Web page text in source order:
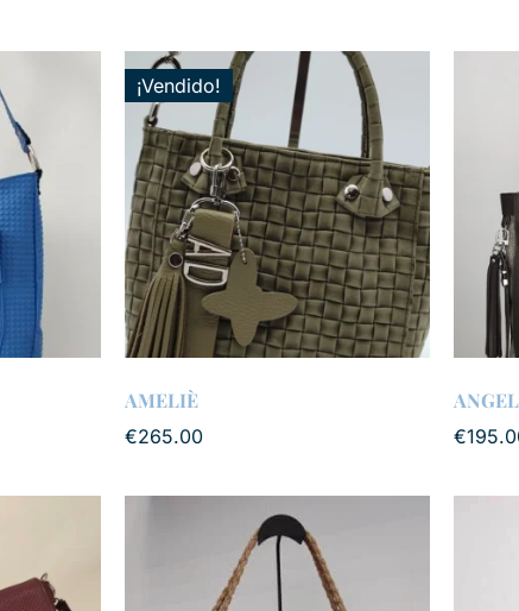
¡Vendido!
AMELIÈ
€265.00 €